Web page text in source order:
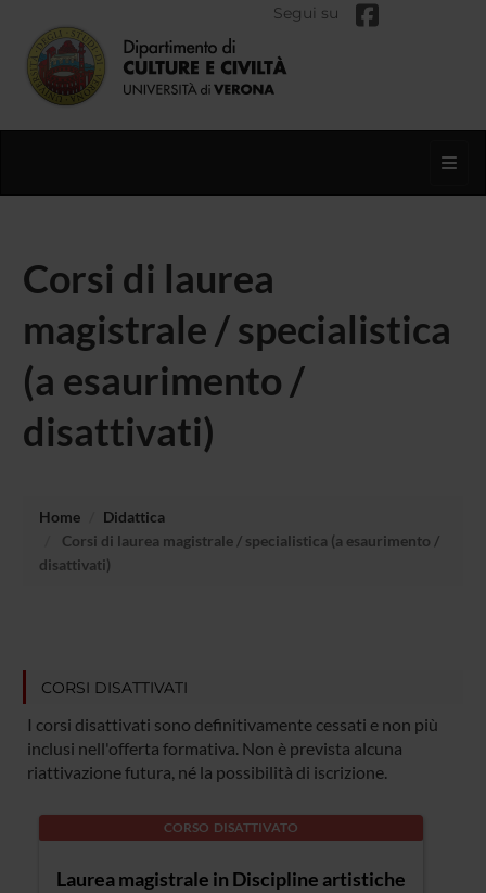
Segui su
Corsi di laurea
magistrale / specialistica
(a esaurimento /
disattivati)
Home
Didattica
Corsi di laurea magistrale / specialistica (a esaurimento /
disattivati)
CORSI DISATTIVATI
I corsi disattivati sono definitivamente cessati e non più
inclusi nell'offerta formativa. Non è prevista alcuna
riattivazione futura, né la possibilità di iscrizione.
CORSO DISATTIVATO
Laurea magistrale in Discipline artistiche